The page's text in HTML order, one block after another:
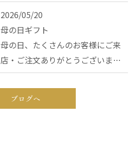
2026/05/20
母の日ギフト
母の日、たくさんのお客様にご来
店・ご注文ありがとうございま…
ブログへ